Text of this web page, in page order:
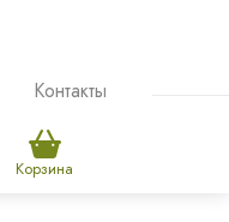
Контакты
Корзина